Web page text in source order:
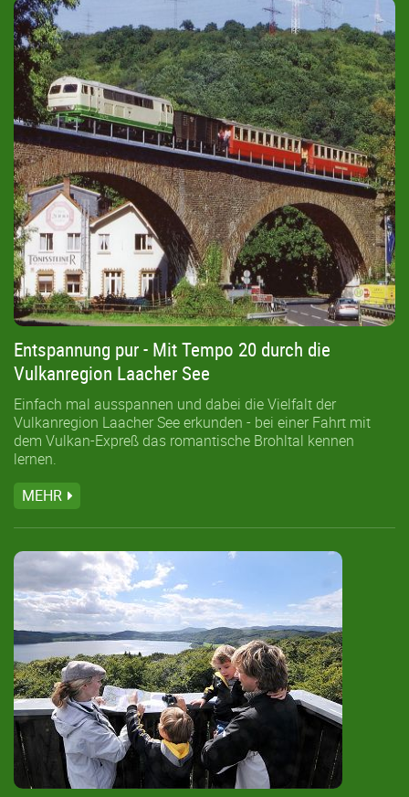
Kontakt
Suchen & Buchen
Wanderreisen | Radreisen
Aktuelles
AGB
Entspannung pur - Mit Tempo 20 durch die
Vulkanregion Laacher See
Einfach mal ausspannen und dabei die Vielfalt der
Vulkanregion Laacher See erkunden - bei einer Fahrt mit
dem Vulkan-Expreß das romantische Brohltal kennen
lernen.
MEHR